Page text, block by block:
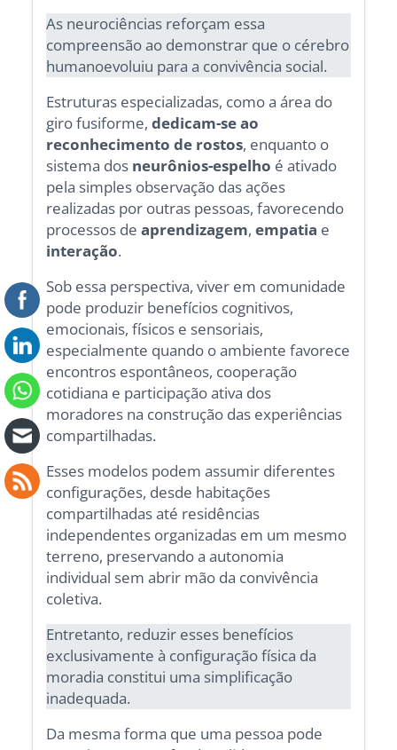
As neurociências reforçam essa
compreensão ao demonstrar que o cérebro
humanoevoluiu para a convivência social.
Estruturas especializadas, como a área do
giro fusiforme,dedicam-se ao
reconhecimento de rostos, enquanto o
sistema dos neurônios-espelho é ativado
pela simples observação das ações
realizadas por outras pessoas, favorecendo
processos deaprendizagem, empatia e
interação.
Sob essa perspectiva, viver em comunidade
pode produzir benefícios cognitivos,
emocionais, físicos e sensoriais,
especialmente quando o ambiente favorece
encontros espontâneos, cooperação
cotidiana e participação ativa dos
moradores na construção das experiências
compartilhadas.
Esses modelos podem assumir diferentes
configurações, desde habitações
compartilhadas até residências
independentes organizadas em um mesmo
terreno, preservando a autonomia
individual sem abrir mão da convivência
coletiva.
Entretanto, reduzir esses benefícios
exclusivamente à configuração física da
moradia constitui uma simplificação
inadequada.
Da mesma forma que uma pessoa pode